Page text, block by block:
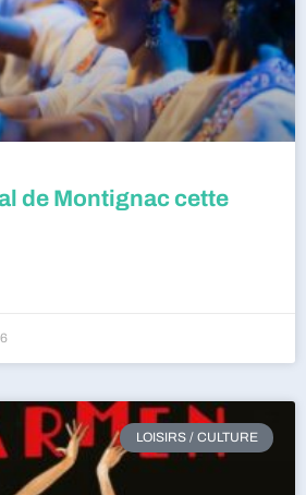
de Montignac cette
LOISIRS / CULTURE